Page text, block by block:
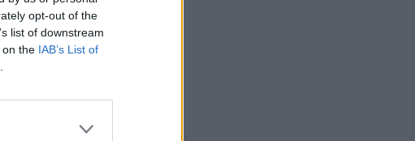
opt-out of the
list of downstream
on the IAB’s List of